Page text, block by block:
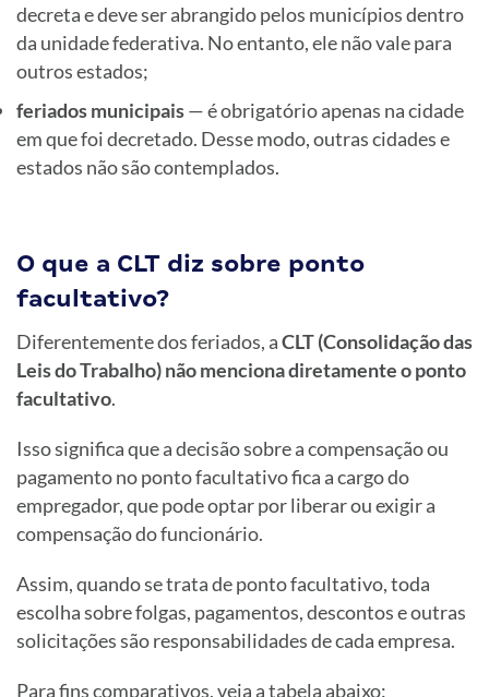
decreta e deve ser abrangido pelos municípios dentro
da unidade federativa. No entanto, ele não vale para
outros estados;
feriados municipais— é obrigatório apenas na cidade
em que foi decretado. Desse modo, outras cidades e
estados não são contemplados.
O que a CLT diz sobre ponto
facultativo?
Diferentemente dos feriados, aCLT (Consolidação das
Leis do Trabalho)não menciona diretamente o ponto
facultativo.
Isso significa que a decisão sobre a compensação ou
pagamento no ponto facultativo fica a cargo do
empregador, que pode optar por liberar ou exigir a
compensação do funcionário.
Assim, quando se trata de ponto facultativo, toda
escolha sobre folgas, pagamentos, descontos e outras
solicitações são responsabilidades de cada empresa.
Para fins comparativos, veja a tabela abaixo: